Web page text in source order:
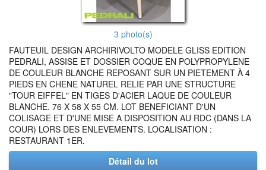
3 photo(s)
FAUTEUIL DESIGN ARCHIRIVOLTO MODELE GLISS EDITION
PEDRALI, ASSISE ET DOSSIER COQUE EN POLYPROPYLENE
DE COULEUR BLANCHE REPOSANT SUR UN PIETEMENT À 4
PIEDS EN CHENE NATUREL RELIE PAR UNE STRUCTURE
"TOUR EIFFEL" EN TIGES D'ACIER LAQUE DE COULEUR
BLANCHE. 76 X 58 X 55 CM. LOT BENEFICIANT D'UN
COLISAGE ET D'UNE MISE A DISPOSITION AU RDC (DANS LA
COUR) LORS DES ENLEVEMENTS. LOCALISATION :
RESTAURANT 1ER.
Détail du lot